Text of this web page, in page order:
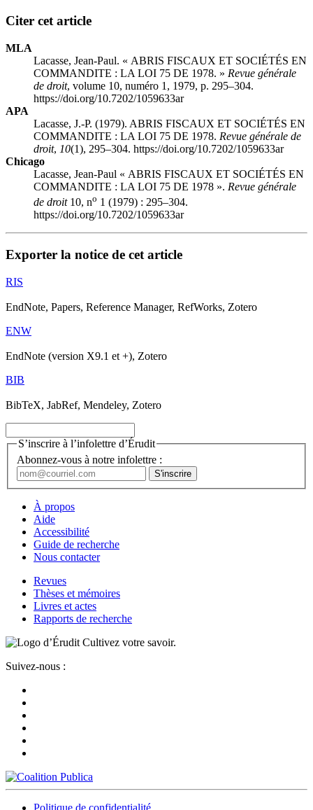
Citer cet article
MLA
Lacasse, Jean-Paul. « ABRIS FISCAUX ET SOCIÉTÉS EN
COMMANDITE : LA LOI 75 DE 1978. » Revue générale
de droit, volume 10, numéro 1, 1979, p. 295–304.
https://doi.org/10.7202/1059633ar
APA
Lacasse, J.-P. (1979). ABRIS FISCAUX ET SOCIÉTÉS EN
COMMANDITE : LA LOI 75 DE 1978. Revue générale de
droit, 10(1), 295–304. https://doi.org/10.7202/1059633ar
Chicago
Lacasse, Jean-Paul « ABRIS FISCAUX ET SOCIÉTÉS EN
COMMANDITE : LA LOI 75 DE 1978 ». Revue générale
de droit10, no 1 (1979) : 295–304.
https://doi.org/10.7202/1059633ar
Exporter la notice de cet article
RIS
EndNote, Papers, Reference Manager, RefWorks, Zotero
ENW
EndNote (version X9.1 et +), Zotero
BIB
BibTeX, JabRef, Mendeley, Zotero
S’inscrire à l’infolettre d’Érudit
Abonnez-vous à notre infolettre :
À propos
Aide
Accessibilité
Guide de recherche
Nous contacter
Revues
Thèses et mémoires
Livres et actes
Rapports de recherche
Cultivez votre savoir.
Suivez-nous :